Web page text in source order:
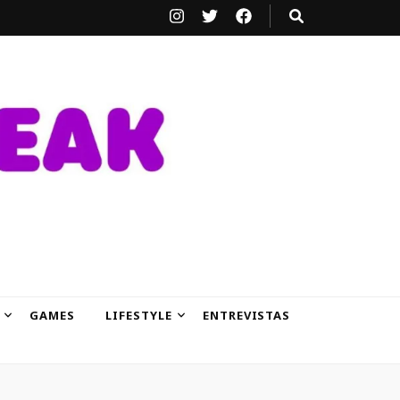
GAMES LIFESTYLE
ENTREVISTAS